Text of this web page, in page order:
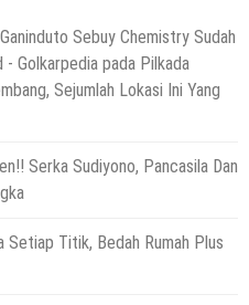
Sebuy Chemistry Sudah
- Golkarpedia pada Pilkada
Sejumlah Lokasi Ini Yang
Serka Sudiyono, Pancasila Dan
Setiap Titik, Bedah Rumah Plus